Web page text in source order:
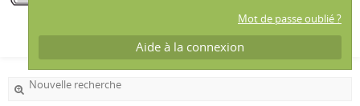
Mot de passe oublié ?
Aide à la connexion
Nouvelle recherche